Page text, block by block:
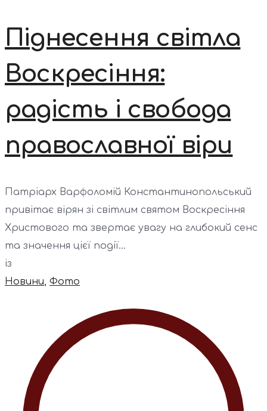
Піднесення світла
Воскресіння:
радість і свобода
православної віри
Патріарх Варфоломій Константинопольський
привітає вірян зі світлим святом Воскресіння
Христового та звертає увагу на глибокий сенс
та значення цієї події...
із
Новини, Фото